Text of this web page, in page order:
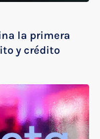
la primera
y crédito